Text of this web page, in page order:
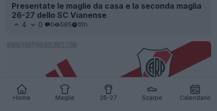
Home Maglie 26-27 Scarpe Calendario
Presentate le maglie da casa e la seconda maglia
26-27 dello SC Vianense
4 0 0 585 10h